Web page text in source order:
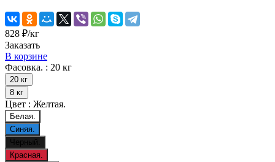
828 ₽/кг
Заказать
В корзине
Фасовка. : 20 кг
20 кг
8 кг
Цвет : Желтая.
Белая.
Синяя.
Черный.
Красная.